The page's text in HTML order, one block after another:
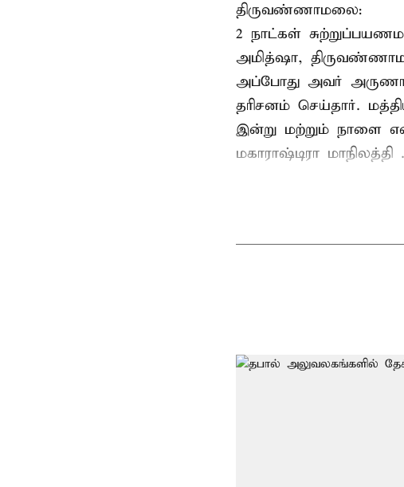
திருவண்ணாமலை:
2 நாட்கள்
அமித்ஷா,
அப்போது அவர்
தரிசனம் செய்தார்.
இன்று மற்றும் நாளை
மகாராஷ்டிரா மாநிலத்தி